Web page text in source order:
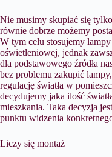
Nie musimy skupiać się
równie dobrze możemy
W tym celu stosujemy
oświetleniowej, jednak
dla podstawowego źródła
bez problemu zakupić
regulację światła w
decydujemy jaka ilość
mieszkania. Taka decyzja
punktu widzenia
Liczy się montaż